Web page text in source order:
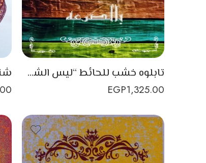
تابلوه خشب للحائط “ليس الشديد بالصرعة”
EGP1,325.00